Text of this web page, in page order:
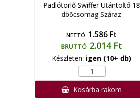
Padlótörlő Swiffer Utántöltő 18
db6csomag Száraz
NETTÓ 1.586 Ft
BRUTTÓ 2.014 Ft
Készleten: igen (10+ db)
Kosárba rakom